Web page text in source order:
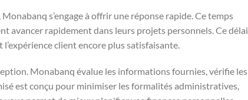
s’engage à offrir une réponse rapide. Ce temps
avancer rapidement dans leurs projets personnels. Ce délai
client encore plus satisfaisante.
Monabanq évalue les informations fournies, vérifie les
est conçu pour minimiser les formalités administratives,